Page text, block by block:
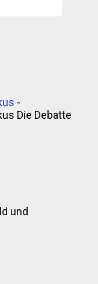
-
Die Debatte
und